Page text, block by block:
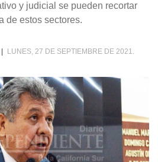
y judicial se pueden recortar
de estos sectores.
LUNES, 27 DE SEPTIEMBRE DE 2021.